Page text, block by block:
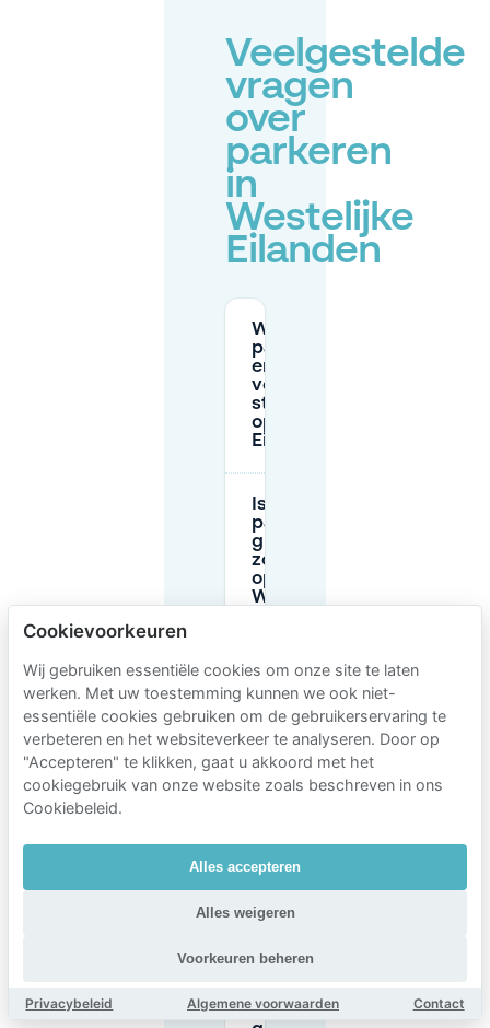
Veelgestelde
vragen
over
parkeren
in
Westelijke
Eilanden
Wat zijn de
parkeertijden
en tarieven
voor
straatparkeren
op Westelijke
Eilanden?
Is
parkeren
gratis op
zondagen
op
Westelijke
Zijn er blauwe zones
(parkeerschijfregels)
op Westelijke
Eilanden?
parkeren
op
Westelijke
parkeren
Cookievoorkeuren
Wij gebruiken essentiële cookies om onze site te laten
werken. Met uw toestemming kunnen we ook niet-
essentiële cookies gebruiken om de gebruikerservaring te
verbeteren en het websiteverkeer te analyseren. Door op
"Accepteren" te klikken, gaat u akkoord met het
cookiegebruik van onze website zoals beschreven in ons
Cookiebeleid.
Alles accepteren
Alles weigeren
Voorkeuren beheren
Privacybeleid Algemene voorwaarden Contact